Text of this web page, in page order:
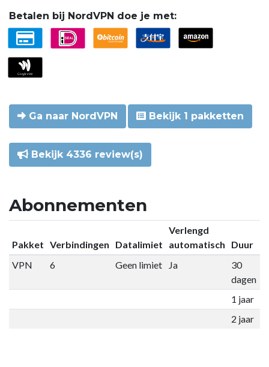
Betalen bij NordVPN doe je met:
Ga naar NordVPN Bekijk 1 pakketten
Bekijk 4336 review(s)
Abonnementen
Pakket Verbindingen Datalimiet
Verlengd
automatisch
Duur
VPN
6 Geen limiet Ja
30
dagen
1 jaar
2 jaar